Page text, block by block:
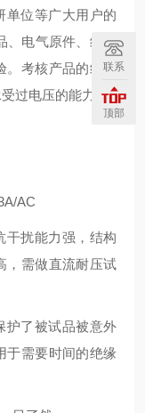
位等广大用户的
电气原件、绝缘
。考核产品的绝缘
过电压的能力。
AC
干扰能力强，结构
，需做直流耐压试
护了被试品被意外
于需要时间的绝缘
联系
顶部